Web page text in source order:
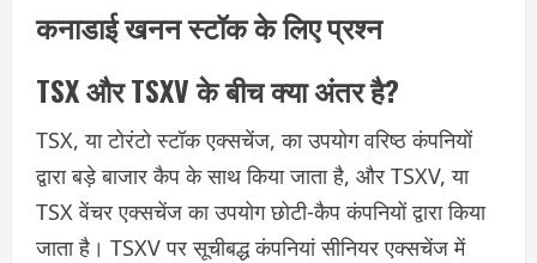
कनाडाई खनन स्टॉक के लिए प्रश्न
TSX और TSXV के बीच क्या अंतर है?
TSX, या टोरंटो स्टॉक एक्सचेंज, का उपयोग वरिष्ठ कंपनियों
द्वारा बड़े बाजार कैप के साथ किया जाता है, और TSXV, या
TSX वेंचर एक्सचेंज का उपयोग छोटी-कैप कंपनियों द्वारा किया
जाता है। TSXV पर सूचीबद्ध कंपनियां सीनियर एक्सचेंज में